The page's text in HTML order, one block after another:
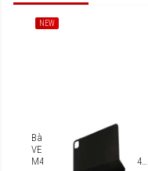
NEW
Bàn phím từ tính UNIQ
VENNO PRO IPAD PRO 11"
M4 (2024) [UNIQ-PDP11(M4)-